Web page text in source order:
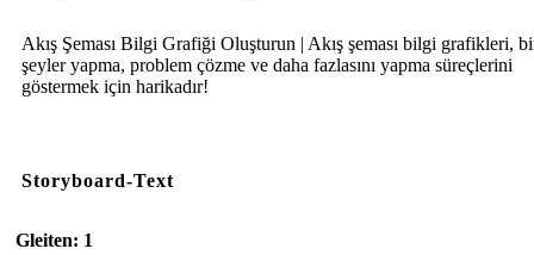
Akış Şeması Bilgi Grafiği Oluşturun | Akış şeması bilgi grafikleri,
şeyler yapma, problem çözme ve daha fazlasını yapma süreçlerini
göstermek için harikadır!
Storyboard-Text
Gleiten: 1